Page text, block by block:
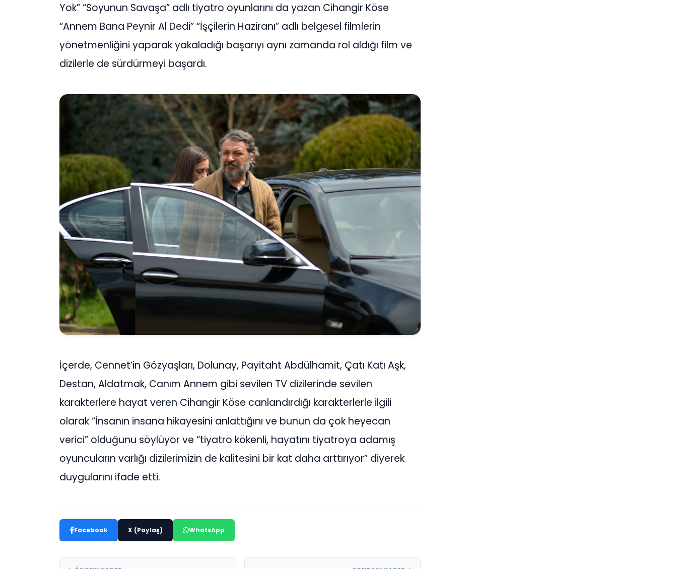
Yok” “Soyunun Savaşa” adlı tiyatro oyunlarını da yazan Cihangir Köse
“Annem Bana Peynir Al Dedi” “İşçilerin Haziranı” adlı belgesel filmlerin
yönetmenliğini yaparak yakaladığı başarıyı aynı zamanda rol aldığı film ve
dizilerle de sürdürmeyi başardı.
İçerde, Cennet’in Gözyaşları, Dolunay, Payitaht Abdülhamit, Çatı Katı Aşk,
Destan, Aldatmak, Canım Annem gibi sevilen TV dizilerinde sevilen
karakterlere hayat veren Cihangir Köse canlandırdığı karakterlerle ilgili
olarak “İnsanın insana hikayesini anlattığını ve bunun da çok heyecan
verici” olduğunu söylüyor ve “tiyatro kökenli, hayatını tiyatroya adamış
oyuncuların varlığı dizilerimizin de kalitesini bir kat daha arttırıyor” diyerek
duygularını ifade etti.
Facebook X (Paylaş) WhatsApp